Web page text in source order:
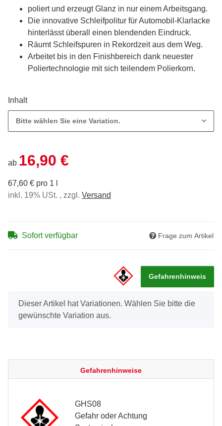
poliert und erzeugt Glanz in nur einem Arbeitsgang.
Die innovative Schleifpolitur für Automobil-Klarlacke
hinterlässt überall einen blendenden Eindruck.
Räumt Schleifspuren in Rekordzeit aus dem Weg.
Arbeitet bis in den Finishbereich dank neuester
Poliertechnologie mit sich teilendem Polierkorn.
Inhalt
Bitte wählen Sie eine Variation.
ab 16,90 €
67,60 € pro 1 l
inkl. 19% USt. , zzgl. Versand
Sofort verfügbar Frage zum Artikel
Gefahrenhinweis
xDieser Artikel hat Variationen. Wählen Sie bitte die
gewünschte Variation aus.
Gefahrenhinweise
GHS08
Gefahr oder Achtung